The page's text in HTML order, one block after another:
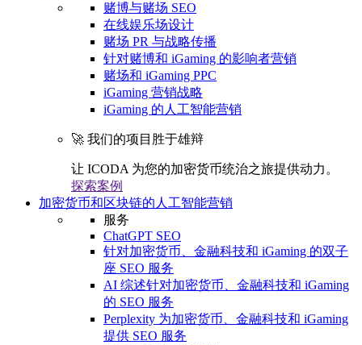
赌博与赌场 SEO
在线娱乐场设计
赌场 PR 与战略传播
针对赌博和 iGaming 的影响者营销
赌场和 iGaming PPC
iGaming 营销战略
iGaming 的人工智能营销
🚀 我们的项目胜于雄辩
让 ICODA 为您的加密货币统治之旅提供动力。
探索案例
加密货币和区块链的人工智能营销
服务
ChatGPT SEO
针对加密货币、金融科技和 iGaming 的双子
座 SEO 服务
AI 综述针对加密货币、金融科技和 iGaming
的 SEO 服务
Perplexity 为加密货币、金融科技和 iGaming
提供 SEO 服务